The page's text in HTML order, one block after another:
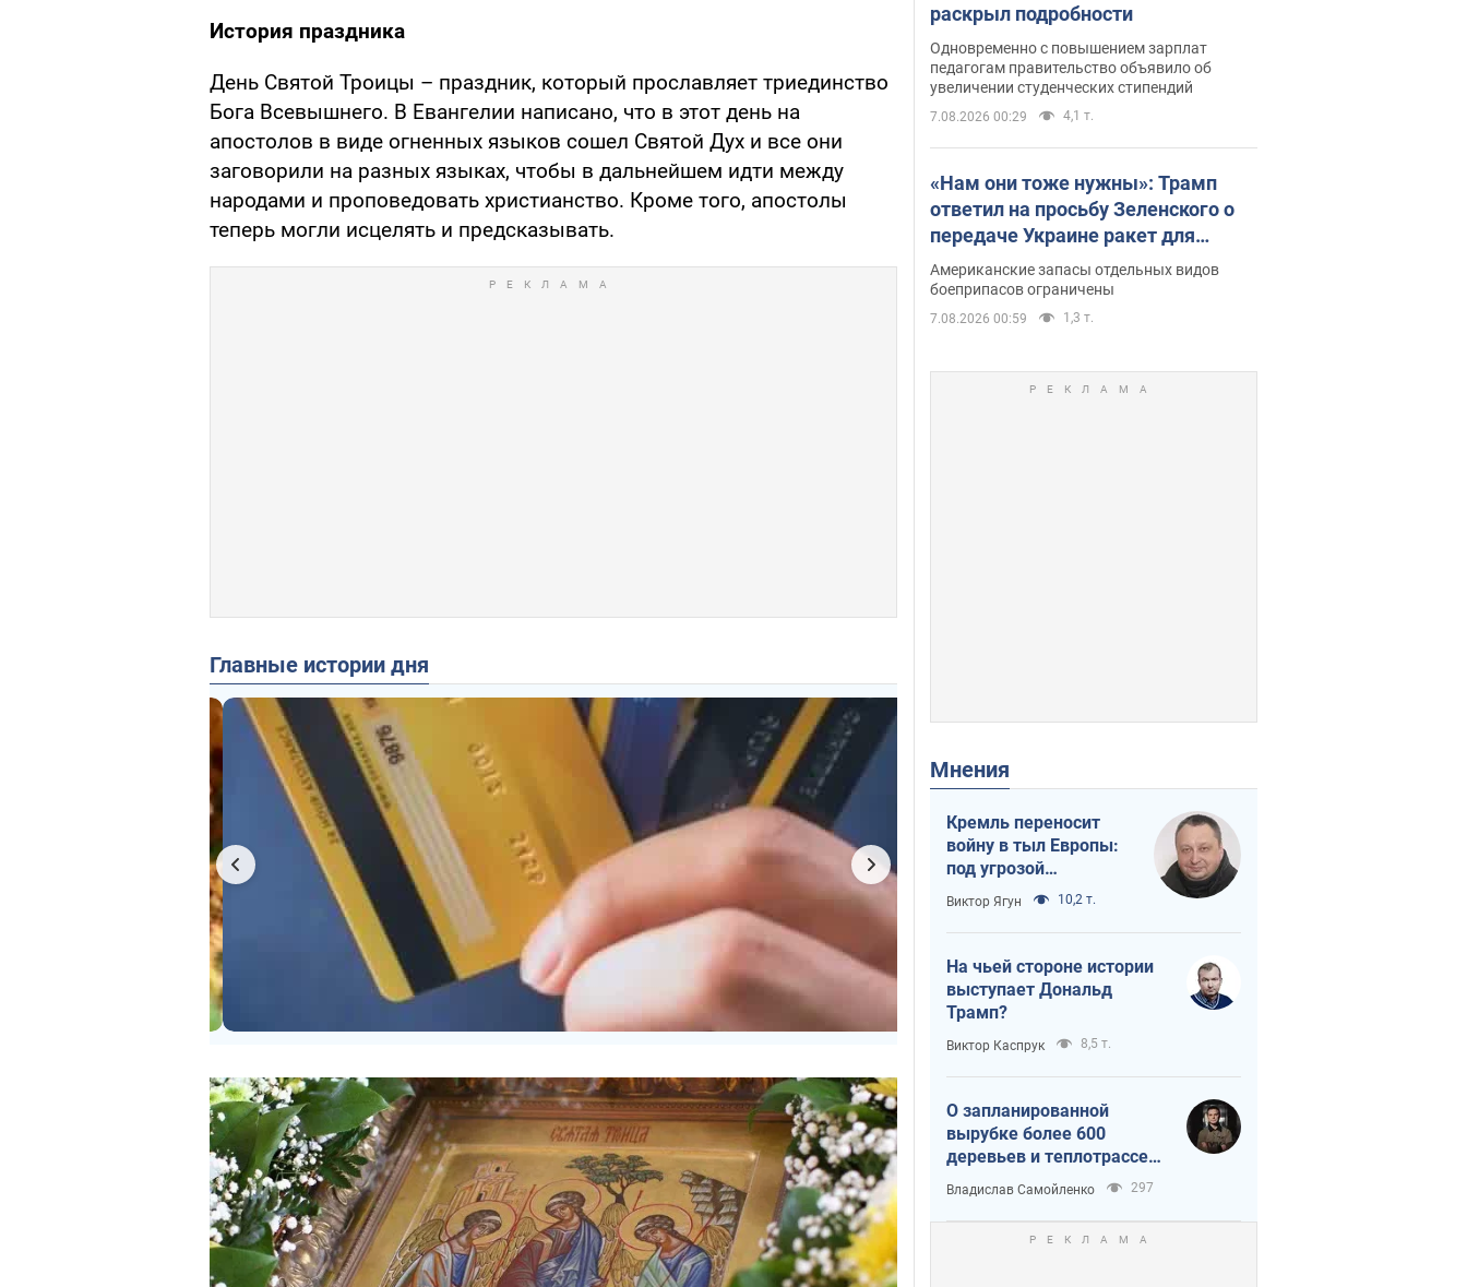
История праздника
День Святой Троицы – праздник, который прославляет триединство
Бога Всевышнего. В Евангелии написано, что в этот день на
апостолов в виде огненных языков сошел Святой Дух и все они
заговорили на разных языках, чтобы в дальнейшем идти между
народами и проповедовать христианство. Кроме того, апостолы
теперь могли исцелять и предсказывать.
Главные истории дня
раскрыл подробности
Одновременно с повышением зарплат
педагогам правительство объявило об
увеличении студенческих стипендий
7.08.2026 00:29 4,1 т.
«Нам они тоже нужны»: Трамп
ответил на просьбу Зеленского о
передаче Украине ракет для
Patriot
Американские запасы отдельных видов
боеприпасов ограничены
7.08.2026 00:59 1,3 т.
Мнения
Кремль переносит
войну в тыл Европы:
под угрозой
критическая
логистика
Виктор Ягун 10,2 т.
На чьей стороне истории
выступает Дональд
Трамп?
Виктор Каспрук 8,5 т.
О запланированной
вырубке более 600
деревьев и теплотрассе:
что происходит на
Теремках в Киеве
Владислав Самойленко 297